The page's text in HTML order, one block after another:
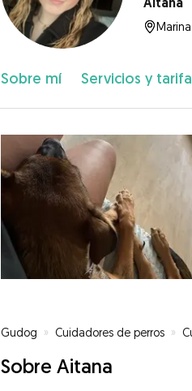
Sobre mí Servicios y
Gudog » Cuidadores de perros »
Sobre Aitana